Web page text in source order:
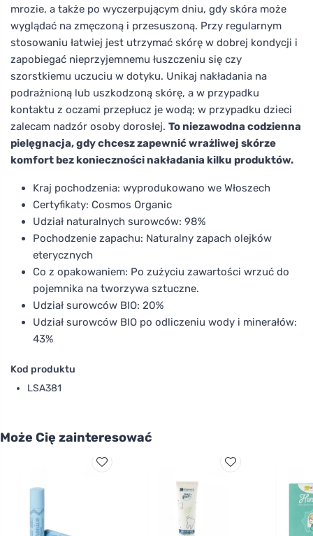
mrozie, a także po wyczerpującym dniu, gdy skóra może
wyglądać na zmęczoną i przesuszoną. Przy regularnym
stosowaniu łatwiej jest utrzymać skórę w dobrej kondycji i
zapobiegać nieprzyjemnemu łuszczeniu się czy
szorstkiemu uczuciu w dotyku. Unikaj nakładania na
podrażnioną lub uszkodzoną skórę, a w przypadku
kontaktu z oczami przepłucz je wodą; w przypadku dzieci
zalecam nadzór osoby dorosłej. To niezawodna codzienna
pielęgnacja, gdy chcesz zapewnić wrażliwej skórze
komfort bez konieczności nakładania kilku produktów.
Kraj pochodzenia: wyprodukowano we Włoszech
Certyfikaty: Cosmos Organic
Udział naturalnych surowców: 98%
Pochodzenie zapachu: Naturalny zapach olejków
eterycznych
Co z opakowaniem: Po zużyciu zawartości wrzuć do
pojemnika na tworzywa sztuczne.
Udział surowców BIO: 20%
Udział surowców BIO po odliczeniu wody i minerałów:
43%
Kod produktu
LSA381
Może Cię zainteresować